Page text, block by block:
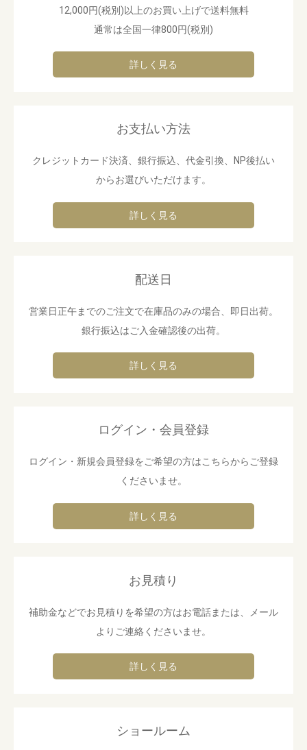
12,000円(税別)以上のお買い上げで送料無料
通常は全国一律800円(税別)
詳しく見る
お支払い方法
クレジットカード決済、銀行振込、代金引換、NP後払い
からお選びいただけます。
詳しく見る
配送日
営業日正午までのご注文で在庫品のみの場合、即日出荷。
銀行振込はご入金確認後の出荷。
詳しく見る
ログイン・会員登録
ログイン・新規会員登録をご希望の方はこちらからご登録
くださいませ。
詳しく見る
お見積り
補助金などでお見積りを希望の方はお電話または、メール
よりご連絡くださいませ。
詳しく見る
ショールーム